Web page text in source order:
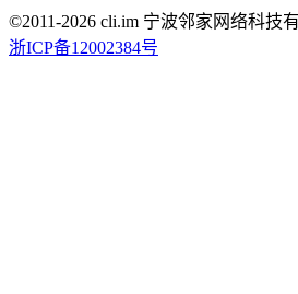
©2011-2026 cli.im 宁波邻家网络科技
浙ICP备12002384号